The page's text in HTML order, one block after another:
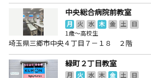
中央総合病院前教室
月 火 水 木 金 土
日
1歳～高校生
埼玉県三郷市中央４丁目７－１８ ２階
緑町２丁目教室
月 火 水 木 金 土
日